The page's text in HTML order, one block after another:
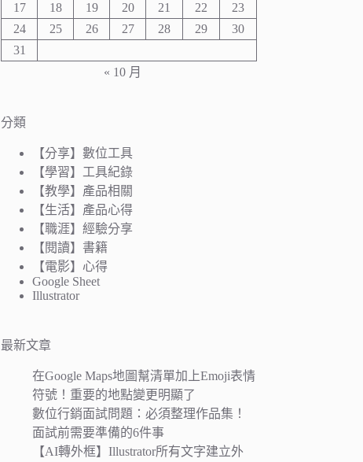
17
18 19 20 21 22
23
24
25 26 27 28 29
30
31
« 10 月
分類
【分享】數位工具
【學習】工具紀錄
【教學】產品相關
【生活】產品心得
【職涯】經驗分享
【閱讀】書籍
【電影】心得
Google Sheet
Illustrator
最新文章
在Google Maps地圖幫清單加上Emoji表情
符號！重要的地點變更明顯了
數位行銷面試問題：必須整理作品集！
面試前需要準備的6件事
【AI轉外框】Illustrator所有文字建立外